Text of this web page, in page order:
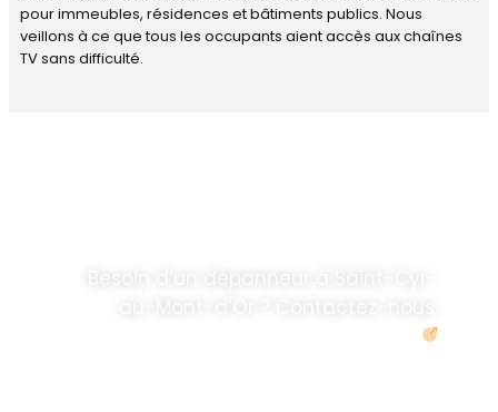
pour immeubles, résidences et bâtiments publics. Nous
veillons à ce que tous les occupants aient accès aux chaînes
TV sans difficulté.
Besoin d’un dépanneur à Saint-Cyr-
au-Mont-d’Or ? Contactez-nous.